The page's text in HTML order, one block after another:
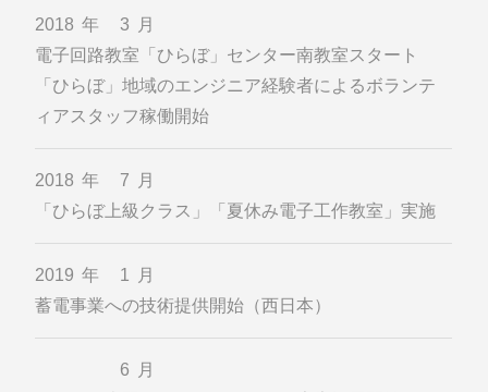
2018年 3月
電子回路教室「ひらぼ」センター南教室スタート
「ひらぼ」地域のエンジニア経験者によるボランテ
ィアスタッフ稼働開始
2018年 7月
「ひらぼ上級クラス」「夏休み電子工作教室」実施
2019年 1月
蓄電事業への技術提供開始（西日本）
6月